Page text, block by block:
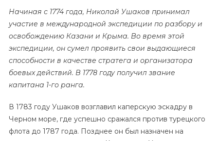
Начиная с 1774 года, Николай Ушаков принимал
участие в международной экспедиции по разбору и
освобождению Казани и Крыма. Во время этой
экспедиции, он сумел проявить свои выдающиеся
способности в качестве стратега и организатора
боевых действий. В 1778 году получил звание
капитана 1-го ранга.
В 1783 году Ушаков возглавил каперскую эскадру в
Черном море, где успешно сражался против турецкого
флота до 1787 года. Позднее он был назначен на